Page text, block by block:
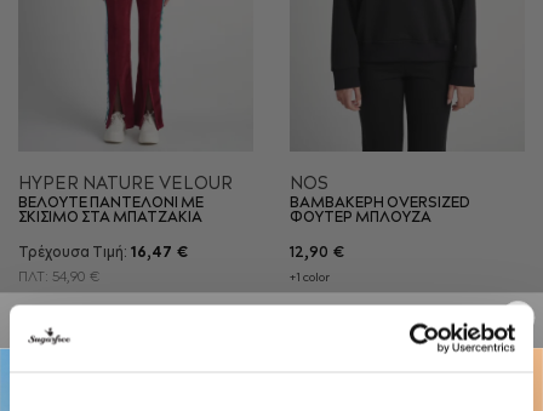
HYPER NATURE VELOUR
ΒΕΛΟΥΤΕ ΠΑΝΤΕΛΟΝΙ ΜΕ
ΣΚΙΣΙΜΟ ΣΤΑ ΜΠΑΤΖΑΚΙΑ
Τρέχουσα Τιμή: 16,47 €
ΠΛΤ: 54,90 €
NOS
ΒΑΜΒΑΚΕΡΗ OVERSIZED
ΦΟΥΤΕΡ ΜΠΛΟΥΖΑ
12,90 €
+1 color